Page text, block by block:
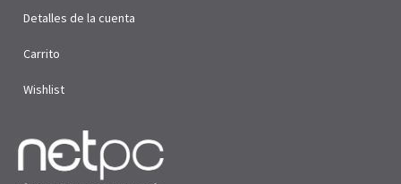
Detalles de la cuenta
Carrito
Wishlist